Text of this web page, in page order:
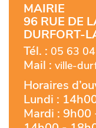
MAIRIE
96 RUE DE
DURFORT-
Tél. : 05 63
Mail : ville-
Horaires
Lundi :
Mardi : 9h00